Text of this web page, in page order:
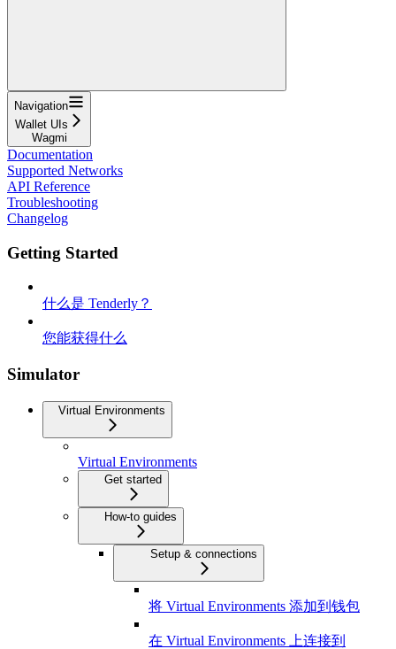
Navigation
Wallet UIs
Wagmi
Documentation
Supported Networks
API Reference
Troubleshooting
Changelog
Getting Started
什么是 Tenderly？
您能获得什么
Simulator
Virtual Environments
Virtual Environments
Get started
How-to guides
Setup & connections
将 Virtual Environments 添加到钱包
在 Virtual Environments 上连接到